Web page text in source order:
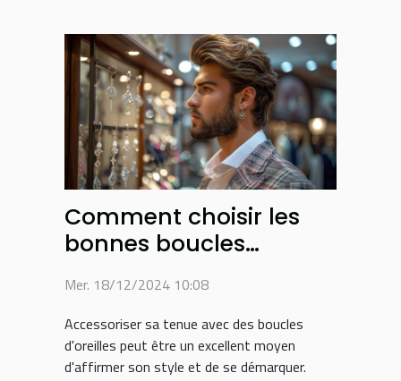
Comment choisir les
bonnes boucles
Mer. 18/12/2024 10:08
Accessoriser sa tenue avec des boucles
d'oreilles peut être un excellent moyen
d'affirmer son style et de se démarquer.